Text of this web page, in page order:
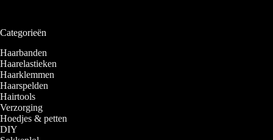
Categorieën
Haarbanden
Haarelastieken
Haarklemmen
Haarspelden
Hairtools
Verzorging
Hoedjes & petten
DIY